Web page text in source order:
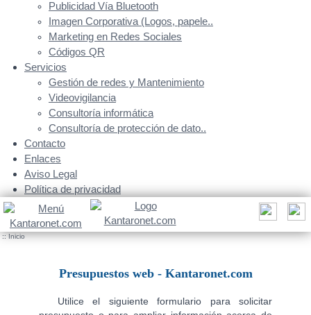
Publicidad Vía Bluetooth
Imagen Corporativa (Logos, papele..
Marketing en Redes Sociales
Códigos QR
Servicios
Gestión de redes y Mantenimiento
Videovigilancia
Consultoría informática
Consultoría de protección de dato..
Contacto
Enlaces
Aviso Legal
Política de privacidad
:: Inicio
Presupuestos web - Kantaronet.com
Utilice el siguiente formulario para solicitar